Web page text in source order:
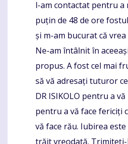
l-am contactat pentru a
puțin de 48 de ore
și m-am bucurat că
Ne-am întâlnit în
propus. A fost cel mai
să vă adresați tuturor
DR ISIKOLO pentru a
pentru a vă face fericiți
vă face rău. Iubirea
trăit vreodată.